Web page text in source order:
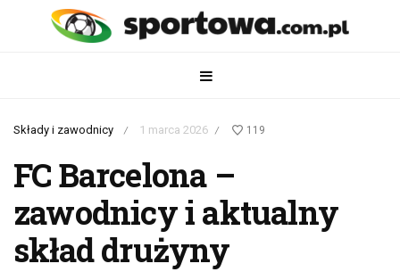
Składy i zawodnicy / 1 marca 2026 / 119
FC Barcelona –
zawodnicy i aktualny
skład drużyny